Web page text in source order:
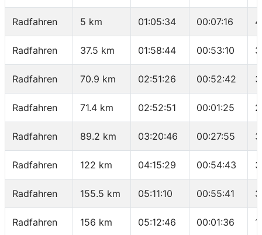
Radfahren 5 km 01:05:34 00:07:16
Radfahren 37.5 km 01:58:44 00:53:10
Radfahren 70.9 km 02:51:26 00:52:42
Radfahren 71.4 km 02:52:51 00:01:25
Radfahren 89.2 km 03:20:46 00:27:55
Radfahren 122 km 04:15:29 00:54:43
Radfahren 155.5 km 05:11:10 00:55:41
Radfahren 156 km 05:12:46 00:01:36